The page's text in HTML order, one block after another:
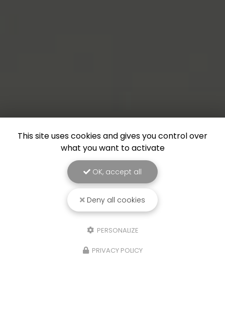
This site uses cookies and gives you control over
what you want to activate
OK, accept all
Deny all cookies
PERSONALIZE
PRIVACY POLICY